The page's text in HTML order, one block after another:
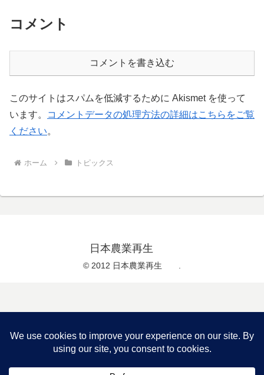
コメント
コメントを書き込む
このサイトはスパムを低減するために Akismet を使って
います。
コメントデータの処理方法の詳細はこちらをご覧
ください。
ホーム トピックス
日本農業再生
© 2012 日本農業再生 .